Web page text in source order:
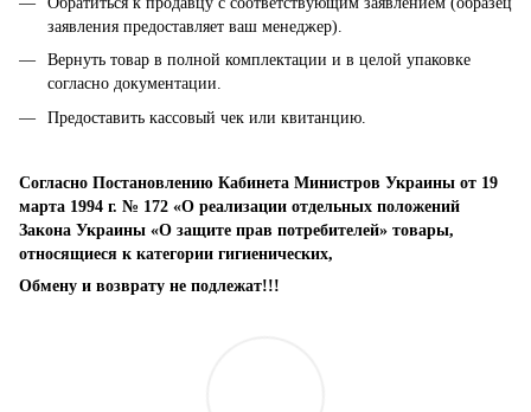
заявления предоставляет ваш менеджер).
Вернуть товар в полной комплектации и в целой упаковке
согласно документации.
Предоставить кассовый чек или квитанцию.
Согласно Постановлению Кабинета Министров Украины от 19
марта 1994 г. № 172 «О реализации отдельных положений
Закона Украины «О защите прав потребителей» товары,
относящиеся к категории гигиенических,
Обмену и возврату не подлежат!!!